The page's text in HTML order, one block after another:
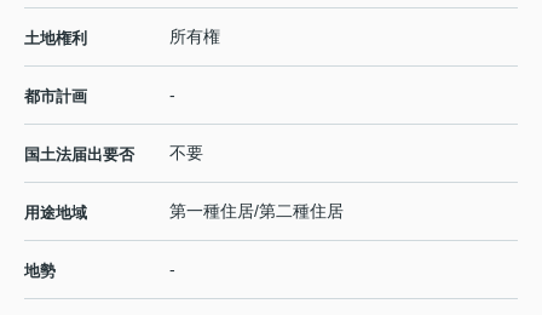
土地権利 所有権
都市計画 -
国土法届出要否 不要
用途地域 第一種住居/第二種住居
地勢 -